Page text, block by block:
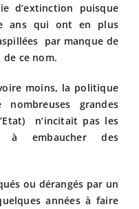
d’extinction puisque
ans qui ont en plus
par manque de
ce nom.
moins, la politique
grandes
n’incitait pas les
embaucher des
ou dérangés par un
années à faire